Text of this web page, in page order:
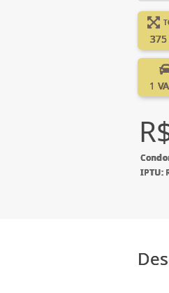
375
1
IPTU: